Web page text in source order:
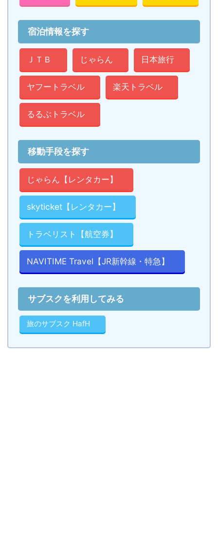
宿泊情報を探す
ＪＴＢ じゃらん 日本旅行
ヤフートラベル 楽天トラベル
るるぶトラベル
移動手段を探す
じゃらん【レンタカー】
skyticket【レンタカー】
トラベリスト【航空券】
NAVITIME Travel【JR新幹線・特急】
サブスクを利用してみる
旅のサブスク HafH